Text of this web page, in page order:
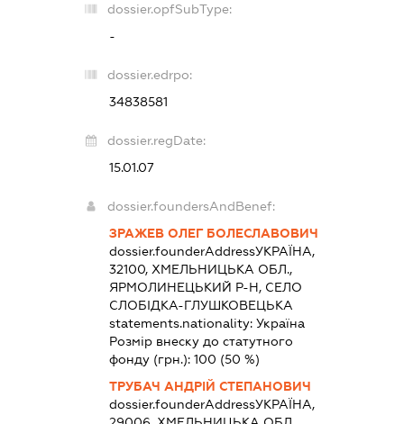
dossier.opfSubType:
-
dossier.edrpo:
34838581
dossier.regDate:
15.01.07
dossier.foundersAndBenef:
ЗРАЖЕВ ОЛЕГ БОЛЕСЛАВОВИЧ
dossier.founderAddressУКРАЇНА,
32100, ХМЕЛЬНИЦЬКА ОБЛ.,
ЯРМОЛИНЕЦЬКИЙ Р-Н, СЕЛО
СЛОБІДКА-ГЛУШКОВЕЦЬКА
statements.nationality: Україна
Розмір внеску до статутного
фонду (грн.): 100 (50 %)
ТРУБАЧ АНДРІЙ СТЕПАНОВИЧ
dossier.founderAddressУКРАЇНА,